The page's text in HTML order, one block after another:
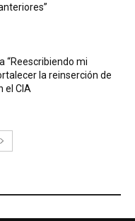
“Reescribiendo mi
la reinserción de
el CIA